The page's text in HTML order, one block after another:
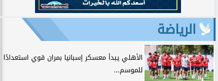
الرياضة
الأهلي يبدأ معسكر إسبانيا بمران قوي استعدادًا
للموسم...